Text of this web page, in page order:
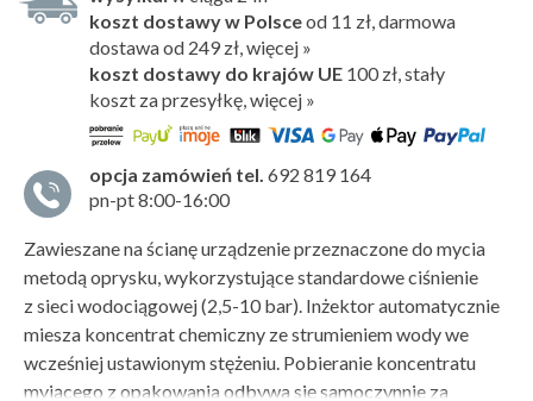
koszt dostawy w Polsceod 11 zł, darmowa
dostawa od 249 zł, więcej »
koszt dostawy do krajów UE 100 zł,stały
koszt za przesyłkę, więcej »
opcja zamówień tel. 692 819 164
pn-pt 8:00-16:00
Zawieszane na ścianę urządzenie przeznaczone do mycia
metodą oprysku, wykorzystujące standardowe ciśnienie
z sieci wodociągowej (2,5-10 bar). Inżektor automatycznie
miesza koncentrat chemiczny ze strumieniem wody we
wcześniej ustawionym stężeniu. Pobieranie koncentratu
myjącego z opakowania odbywa się samoczynnie za